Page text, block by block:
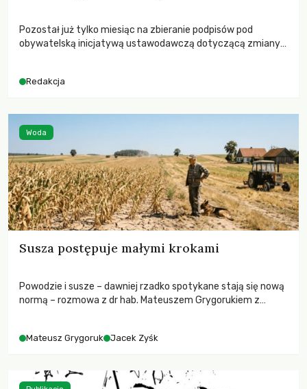
Pozostał już tylko miesiąc na zbieranie podpisów pod
obywatelską inicjatywą ustawodawczą dotyczącą zmiany
niezwykle korzystne rozwiązania dla przyrody i zwierząt,
funkcjonowania łowiectwa w Polsce.
Redakcja
Susza postępuje małymi krokami
Powodzie i susze – dawniej rzadko spotykane stają się nową
normą – rozmowa z dr hab. Mateuszem Grygorukiem z
Mateusz Grygoruk Jacek Zyśk
Woda